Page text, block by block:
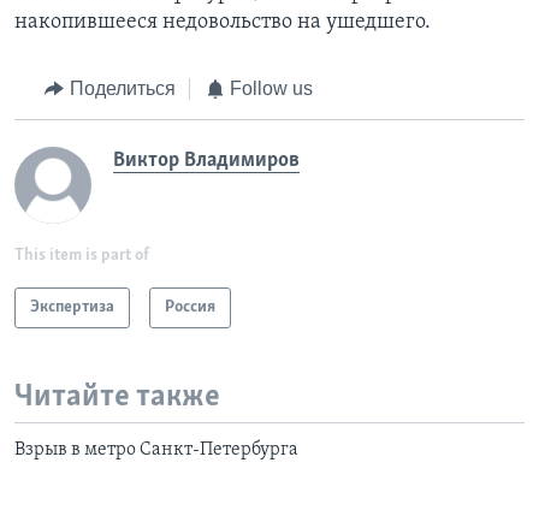
накопившееся недовольство на ушедшего.
Поделиться Follow us
Виктор Владимиров
This item is part of
Экспертиза Россия
Читайте также
Взрыв в метро Санкт-Петербурга